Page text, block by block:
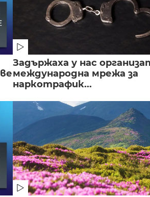
Задържаха у нас
международна мрежа за
наркотрафик...